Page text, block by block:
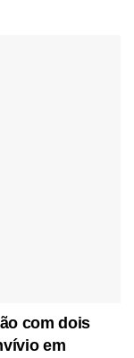
com dois
em